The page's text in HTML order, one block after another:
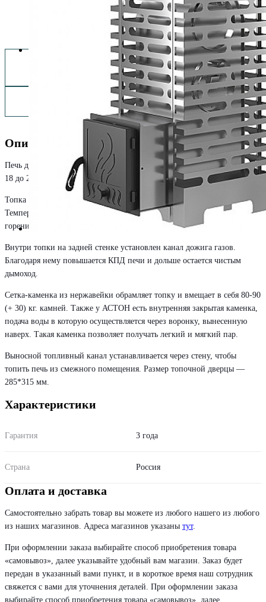
Купить 41 500 ₽
Заказать монтаж изделия
Описание
Печь для бани ASTON 20 INOX подходит для парных объёмом от
18 до 22 м3.
Топка печи сделана из нержавеющей стали AISI 430 толщиной 3 мм.
Температуростойкость такой стали - 800°С, тогда как температура
горения дров - 600-700°С.
Внутри топки на задней стенке установлен канал дожига газов.
Благодаря нему повышается КПД печи и дольше остается чистым
дымоход.
Сетка-каменка из нержавейки обрамляет топку и вмещает в себя 80-90
(+ 30) кг. камней. Также у АСТОН есть внутренняя закрытая каменка,
подача воды в которую осуществляется через воронку, вынесенную
наверх. Такая каменка позволяет получать легкий и мягкий пар.
Выносной топливный канал устанавливается через стену, чтобы
топить печь из смежного помещения. Размер топочной дверцы —
285*315 мм.
Характеристики
Гарантия 3 года
Страна Россия
Оплата и доставка
Самостоятельно забрать товар вы можете из любого нашего из любого
из наших магазинов. Адреса магазинов указаны тут.
При оформлении заказа выбирайте способ приобретения товара
«самовывоз», далее указывайте удобный вам магазин. Заказ будет
передан в указанный вами пункт, и в короткое время наш сотрудник
свяжется с вами для уточнения деталей. При оформлении заказа
выбирайте способ приобретения товара «самовывоз», далее